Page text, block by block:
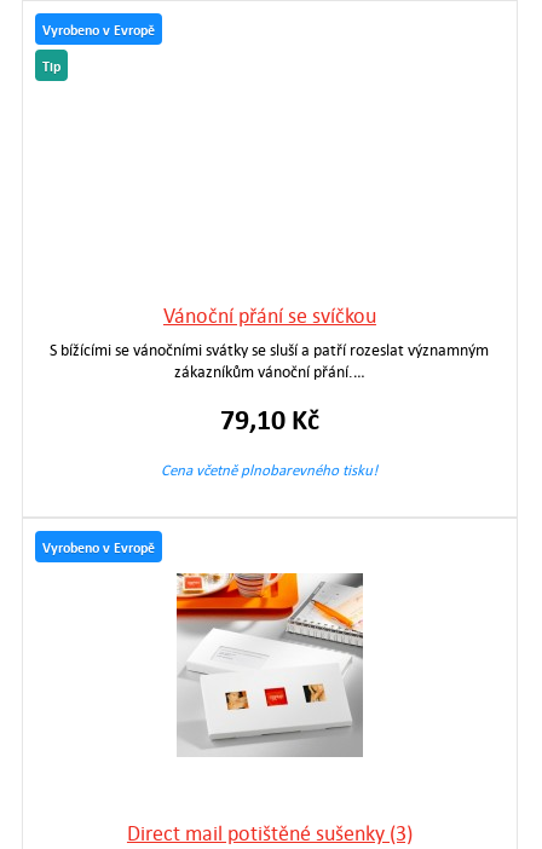
Vyrobeno v Evropě
Tip
Vánoční přání se svíčkou
S bížícími se vánočními svátky se sluší a patří rozeslat významným
zákazníkům vánoční přání.…
79,10 Kč
Cena včetně plnobarevného tisku!
Vyrobeno v Evropě
Direct mail potištěné sušenky (3)